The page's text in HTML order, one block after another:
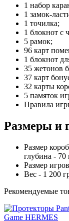
1 набор
1 замок-
1 точилка;
1 блокнот с
5 рамок;
96 карт
1 блокнот
35 жетонов
37 карт
32 карты
5 памяток
Правила
Размеры и
Размер
глубина - 70
Размер
Вес - 1 200
Рекомендуемые